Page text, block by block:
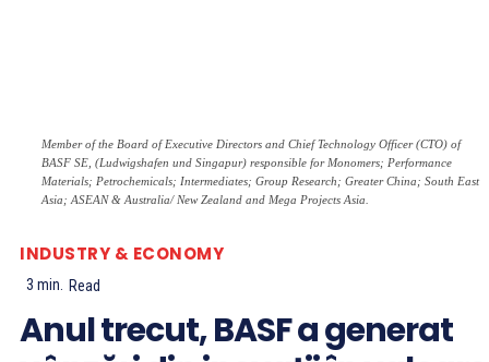
Member of the Board of Executive Directors and Chief Technology Officer (CTO) of
BASF SE, (Ludwigshafen und Singapur) responsible for Monomers; Performance
Materials; Petrochemicals; Intermediates; Group Research; Greater China; South East
Asia; ASEAN & Australia/ New Zealand and Mega Projects Asia.
INDUSTRY & ECONOMY
3 min. Read
Anul trecut, BASF a generat